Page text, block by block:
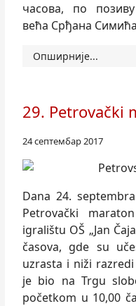
часова, по
већа Срђана
Опширније...
29. Petrovački
24 септембар 2017
Dana 24.
Petrovački
igralištu OŠ „Jan
časova, gde su
uzrasta i niži
je bio na Trgu
početkom u 10,00